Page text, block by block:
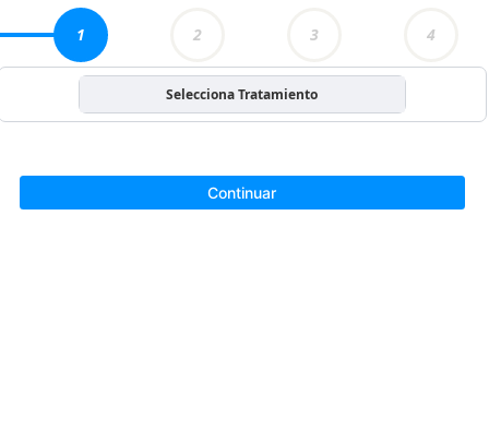
1 2 3 4
Selecciona Tratamiento
Continuar